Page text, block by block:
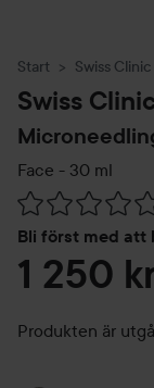
Start Swiss Clinic
Swiss
Face - 30 ml
Bli först med
Hoppa till Betyg
1 250
Produkten är